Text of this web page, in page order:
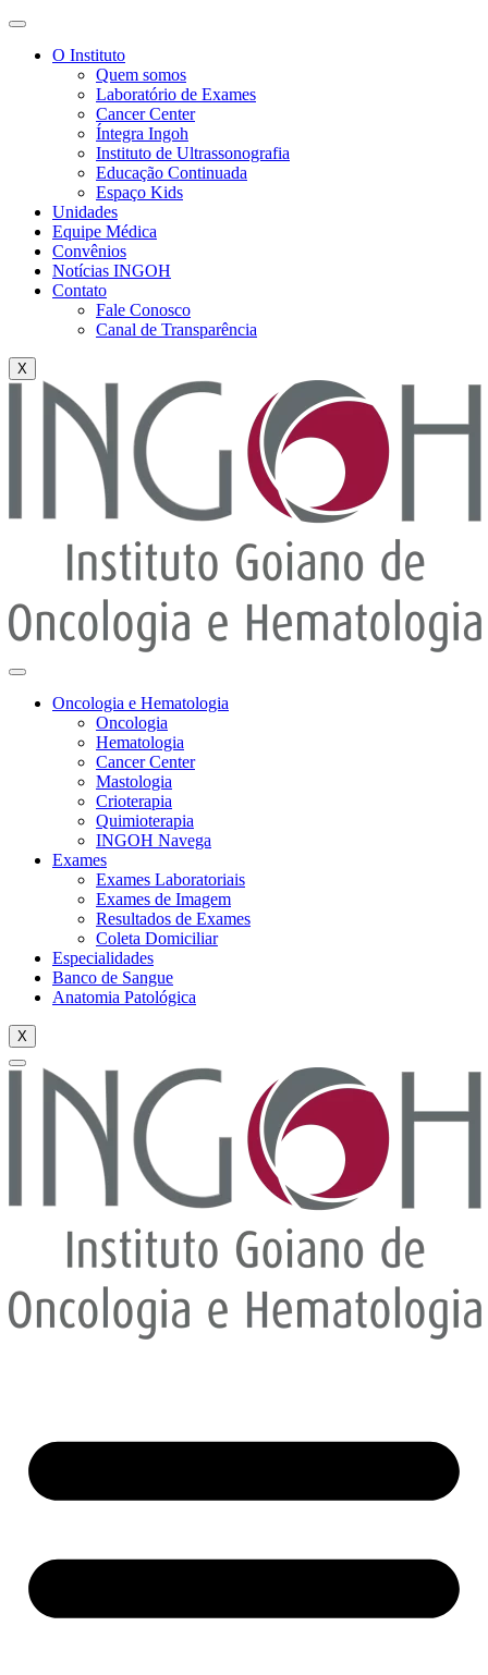
O Instituto
Quem somos
Laboratório de Exames
Cancer Center
Íntegra Ingoh
Instituto de Ultrassonografia
Educação Continuada
Espaço Kids
Unidades
Equipe Médica
Convênios
Notícias INGOH
Contato
Fale Conosco
Canal de Transparência
X
Oncologia e Hematologia
Oncologia
Hematologia
Cancer Center
Mastologia
Crioterapia
Quimioterapia
INGOH Navega
Exames
Exames Laboratoriais
Exames de Imagem
Resultados de Exames
Coleta Domiciliar
Especialidades
Banco de Sangue
Anatomia Patológica
X